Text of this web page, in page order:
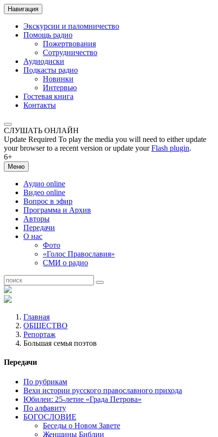
Навигация
Экскурсии и паломничество
Помощь радио
Пожертвования
Сотрудничество
Аудиодиски
Подкасты радио
Новинки
Интервью
Гостевая книга
Контакты
СЛУШАТЬ ОНЛАЙН
Update Required To play the media you will need to either update
your browser to a recent version or update yourFlash plugin.
6+
Меню
Аудио online
Видео online
Вопрос в эфир
Программа и Архив
Авторы
Передачи
О нас
Фото
«Голос Православия»
СМИ о радио
Главная
ОБЩЕСТВО
Репортаж
Большая семья поэтов
Передачи
По рубрикам
Вехи истории русского православного прихода
Юбилеи: 25-летие «Града Петрова»
По алфавиту
БОГОСЛОВИЕ
Беседы о Новом Завете
Женщины Библии